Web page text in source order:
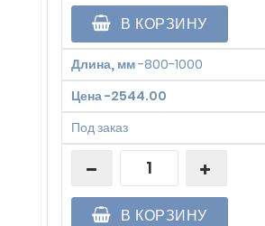
В КОРЗИНУ
Длина, мм-800-1000
Цена-2544.00
Под заказ
В КОРЗИНУ